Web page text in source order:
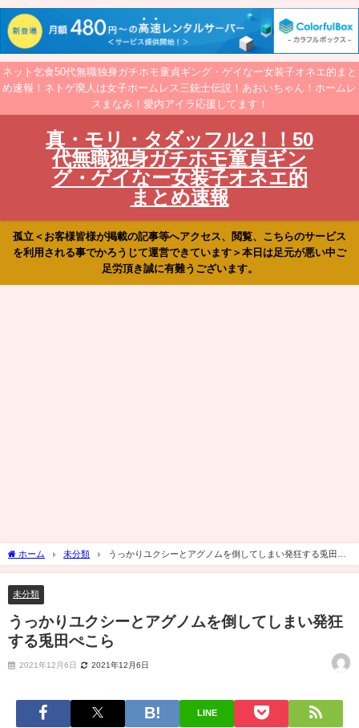
ネット乞食50代無職独身ガチホモ童貞ギング・ゲイなー女装子オネエ的まと
め速報！ネトゲ廃人は女子ホームレス三銃士伝説！あおいちゃん！ホームレ
スまなみ！愛内アイラ応援してます！
真・モリ・タダッフル2！！50
代無職独身ガチホモ童貞ギン
グ・ゲイなー女装子オネエ的
まとめ速報
孤立＜お客様皆様が掲載の記事等へアクセス、閲覧、こちらのサービス
を利用される事でかろうじて運営できています＞本日は足元が悪い中ご
足労頂き誠に有難うございます。
ホーム 未分類
うっかりユクシーとアグノムを倒してしまい発狂する兎田ぺ
こら
未分類
うっかりユクシーとアグノムを倒してしまい発狂
する兎田ぺこら
2021年12月6日 2021年12月6日
LINE